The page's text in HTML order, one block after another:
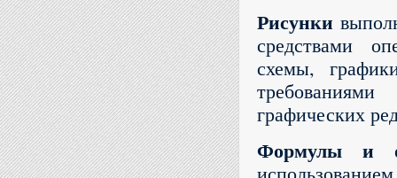
Рисунки
средствами
схемы,
графических
Формулы и